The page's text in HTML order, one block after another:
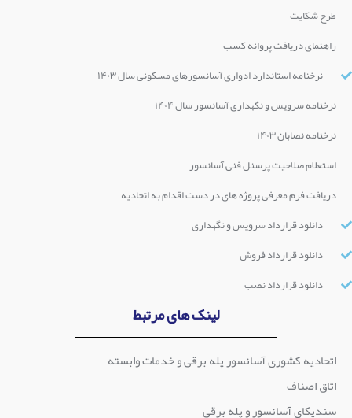
طرح شکایت
راهنمای دریافت پروانه کسب
نرخنامه استاندارد ادواری آسانسورهای مسکونی سال ۱۴۰۳
نرخنامه سرویس و نگهداری آسانسور سال ۱۴۰۴
نرخنامه نصابان ۱۴۰۳
استعلام صلاحیت پرسنل فنی آسانسور
دریافت فرم معرفی پروژه های در دست اقدام به اتحادیه
دانلود قرارداد سرویس و نگهداری
دانلود قرارداد فروش
دانلود قرارداد نصب
لینک های مرتبط
اتحادیه کشوری آسانسور پله برقی و خدمات وابسته
اتاق اصناف
سندیکای آسانسور و پله برقی